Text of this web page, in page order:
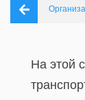
На этой